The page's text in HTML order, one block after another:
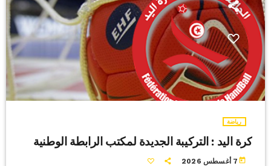
رياضة
كرة اليد : التركيبة الجديدة لمكتب الرابطة الوطنية
today 7 أغسطس 2026